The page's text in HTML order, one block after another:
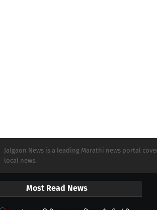
Jalgaon News is a leading Marathi news portal
local news.
Most Read News